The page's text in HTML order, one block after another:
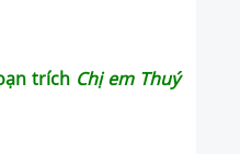
trích Chị em Thuý